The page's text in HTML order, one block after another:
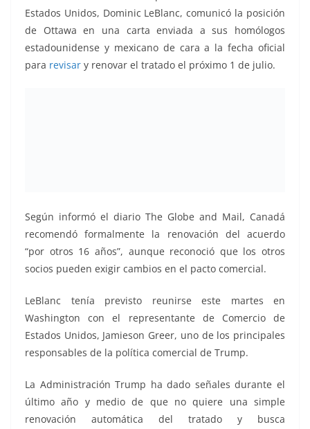
Estados Unidos, Dominic LeBlanc, comunicó la posición
de Ottawa en una carta enviada a sus homólogos
estadounidense y mexicano de cara a la fecha oficial
para revisar y renovar el tratado el próximo 1 de julio.
Según informó el diario The Globe and Mail, Canadá
recomendó formalmente la renovación del acuerdo
“por otros 16 años”, aunque reconoció que los otros
socios pueden exigir cambios en el pacto comercial.
LeBlanc tenía previsto reunirse este martes en
Washington con el representante de Comercio de
Estados Unidos, Jamieson Greer, uno de los principales
responsables de la política comercial de Trump.
La Administración Trump ha dado señales durante el
último año y medio de que no quiere una simple
renovación automática del tratado y busca